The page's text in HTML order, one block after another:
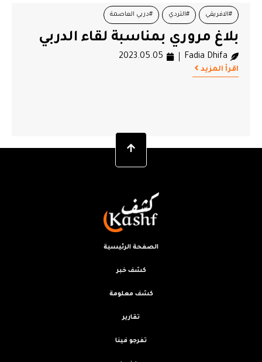
#الافريقي #التردي #دربي العاصمة
#ملعب حمادي العقربي
بلاغ مروري بمناسبة لقاء الدربي
Fadia Dhifa
2023.05.05
اقرأ المزيد
الصفحة الرئيسية
كشف خبر
كشف معلومة
تقارير
تفرجو فينا